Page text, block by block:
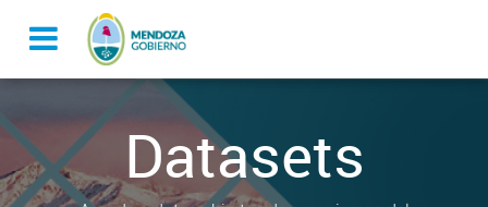
Datasets